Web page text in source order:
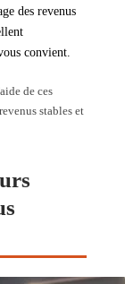
des revenus
convient.
de ces
stables et